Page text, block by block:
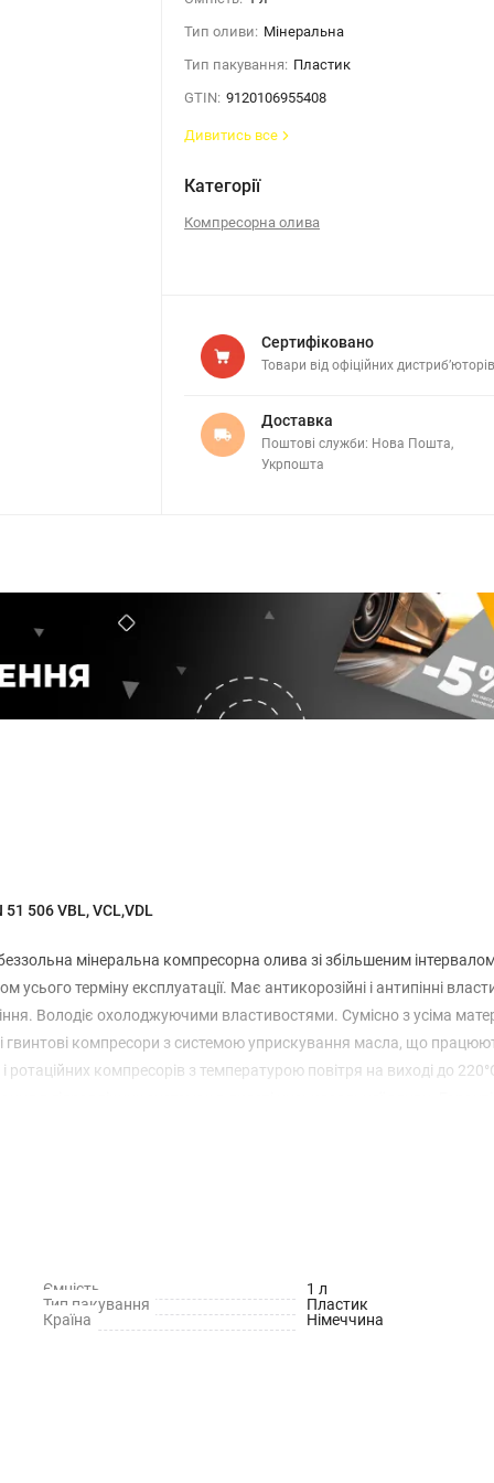
Тип оливи: Мінеральна
Тип пакування: Пластик
GTIN: 9120106955408
Дивитись все
Категорії
Компресорна олива
Сертифіковано
Товари від офіційних
Доставка
Поштові служби: Нова Пошта,
Укрпошта
51 506 VBL, VCL,VDL
мінеральна компресорна олива зі збільшеним
терміну експлуатації. Має антикорозійні і антипінні
Володіє охолоджуючими властивостями. Сумісно з усіма
гвинтові компресори з системою уприскування масла, що
компресорів з температурою повітря на виході до
Ємність
1 л
Тип пакування
Пластик
Країна
Німеччина